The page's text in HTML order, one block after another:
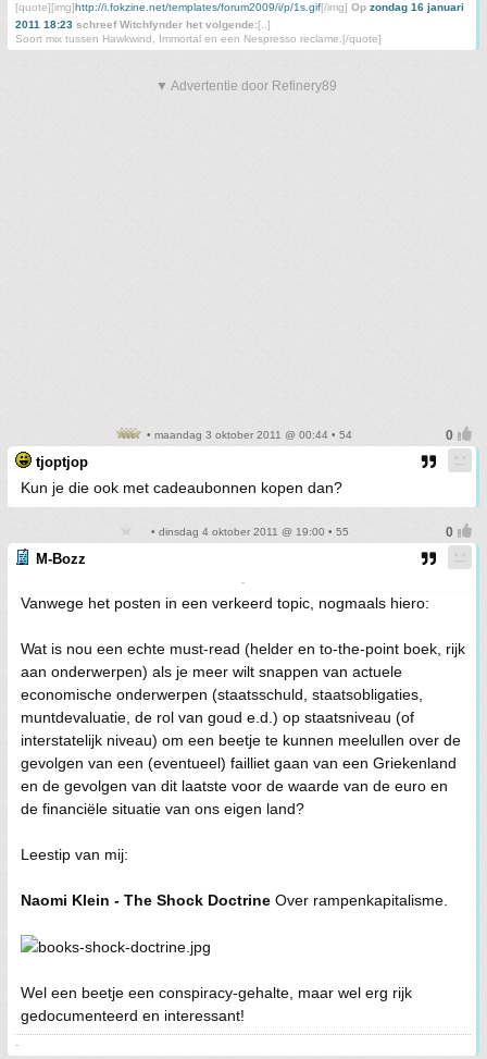
[quote][img]http://i.fokzine.net/templates/forum2009/i/p/1s.gif[/img] Op zondag 16 januari
2011 18:23 schreef Witchfynder het volgende:[..]
Soort mix tussen Hawkwind, Immortal en een Nespresso reclame.[/quote]
▼ Advertentie door Refinery89
• maandag 3 oktober 2011 @ 00:44 • 54
tjoptjop
Kun je die ook met cadeaubonnen kopen dan?
• dinsdag 4 oktober 2011 @ 19:00 • 55
M-Bozz
-
Vanwege het posten in een verkeerd topic, nogmaals hiero:
Wat is nou een echte must-read (helder en to-the-point boek, rijk
aan onderwerpen) als je meer wilt snappen van actuele
economische onderwerpen (staatsschuld, staatsobligaties,
muntdevaluatie, de rol van goud e.d.) op staatsniveau (of
interstatelijk niveau) om een beetje te kunnen meelullen over de
gevolgen van een (eventueel) failliet gaan van een Griekenland
en de gevolgen van dit laatste voor de waarde van de euro en
de financiële situatie van ons eigen land?
Leestip van mij:
Naomi Klein - The Shock Doctrine Over rampenkapitalisme.
Wel een beetje een conspiracy-gehalte, maar wel erg rijk
gedocumenteerd en interessant!
-